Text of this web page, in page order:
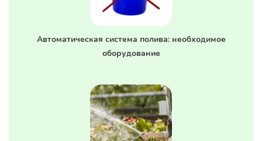
Автоматическая система полива: необходимое
оборудование